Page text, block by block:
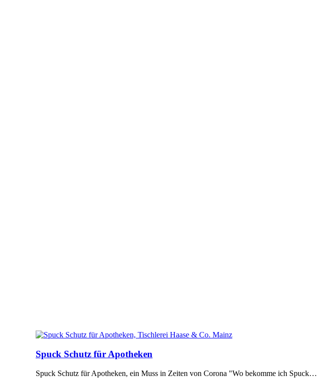
Spuck Schutz für Apotheken
Spuck Schutz für Apotheken, ein Muss in Zeiten von Corona "Wo bekomme ich Spuck…